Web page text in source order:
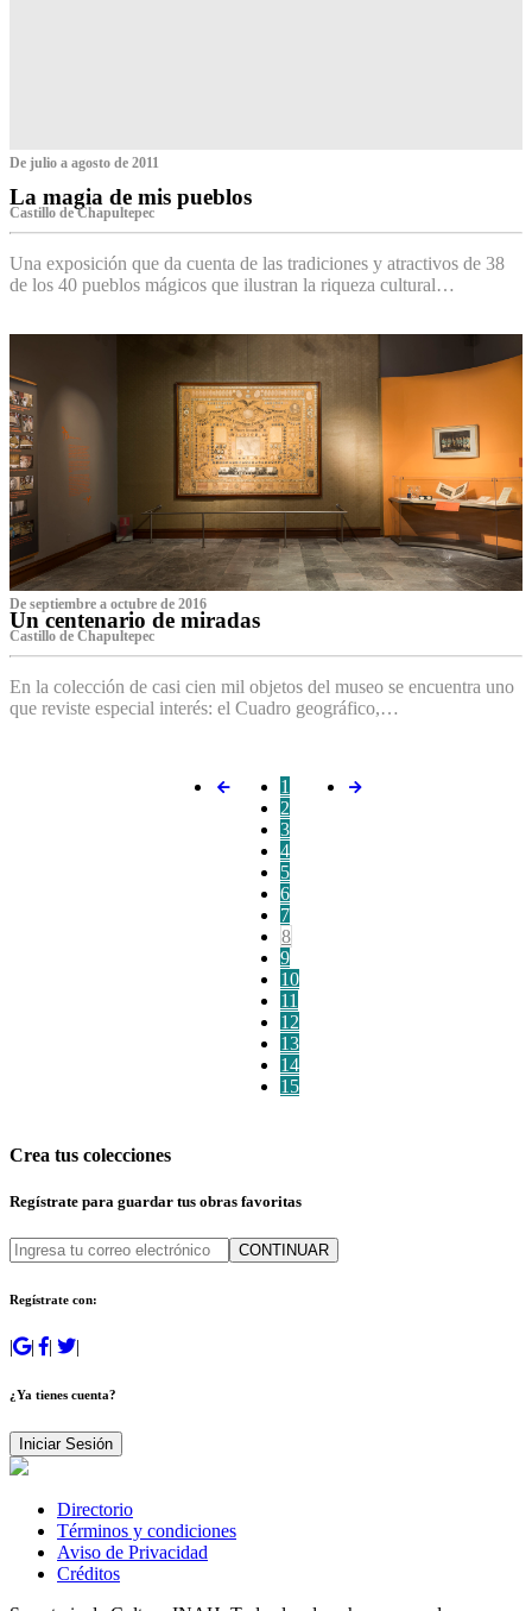
De julio a agosto de 2011
La magia de mis pueblos
Castillo de Chapultepec
Una exposición que da cuenta de las tradiciones y atractivos de 38
de los 40 pueblos mágicos que ilustran la riqueza cultural…
De septiembre a octubre de 2016
Un centenario de miradas
Castillo de Chapultepec
En la colección de casi cien mil objetos del museo se encuentra uno
que reviste especial interés: el Cuadro geográfico,…
1
2
3
4
5
6
7
8
9
10
11
12
13
14
15
Crea tus colecciones
Regístrate para guardar tus obras favoritas
CONTINUAR
Regístrate con:
| | | |
¿Ya tienes cuenta?
Iniciar Sesión
Directorio
Términos y condiciones
Aviso de Privacidad
Créditos